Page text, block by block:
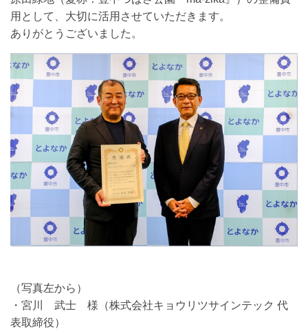
用として、大切に活用させていただきます。
ありがとうございました。
（写真左から）
・宮川 武士 様（株式会社キョウリツサインテック 代
表取締役）